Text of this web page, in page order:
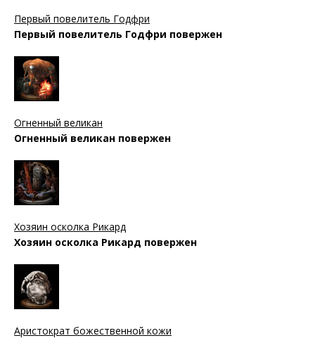
Первый повелитель Годфри
Первый повелитель Годфри повержен
Огненный великан
Огненный великан повержен
Хозяин осколка Рикард
Хозяин осколка Рикард повержен
Аристократ божественной кожи